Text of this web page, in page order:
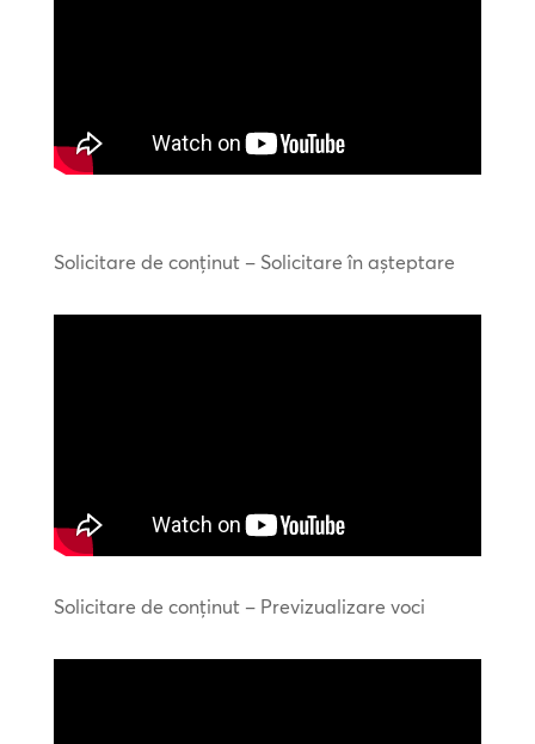
Solicitare de conținut – Solicitare în așteptare
Solicitare de conținut – Previzualizare voci